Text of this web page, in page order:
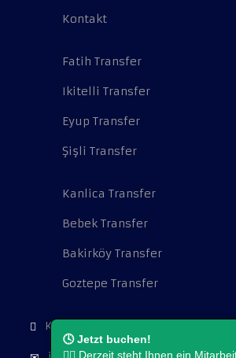
🕓 Jetzt buchen!
👨‍⚖️ Derzeit steht Ihnen ein
Kontakt
Fatih Transfer
Ikitelli Transfer
Eyup Transfer
Şişli Transfer
Kanlica Transfer
Bebek Transfer
Bakirköy Transfer
Goztepe Transfer
Kocatepe Mah. Cambazoğlu Sok.